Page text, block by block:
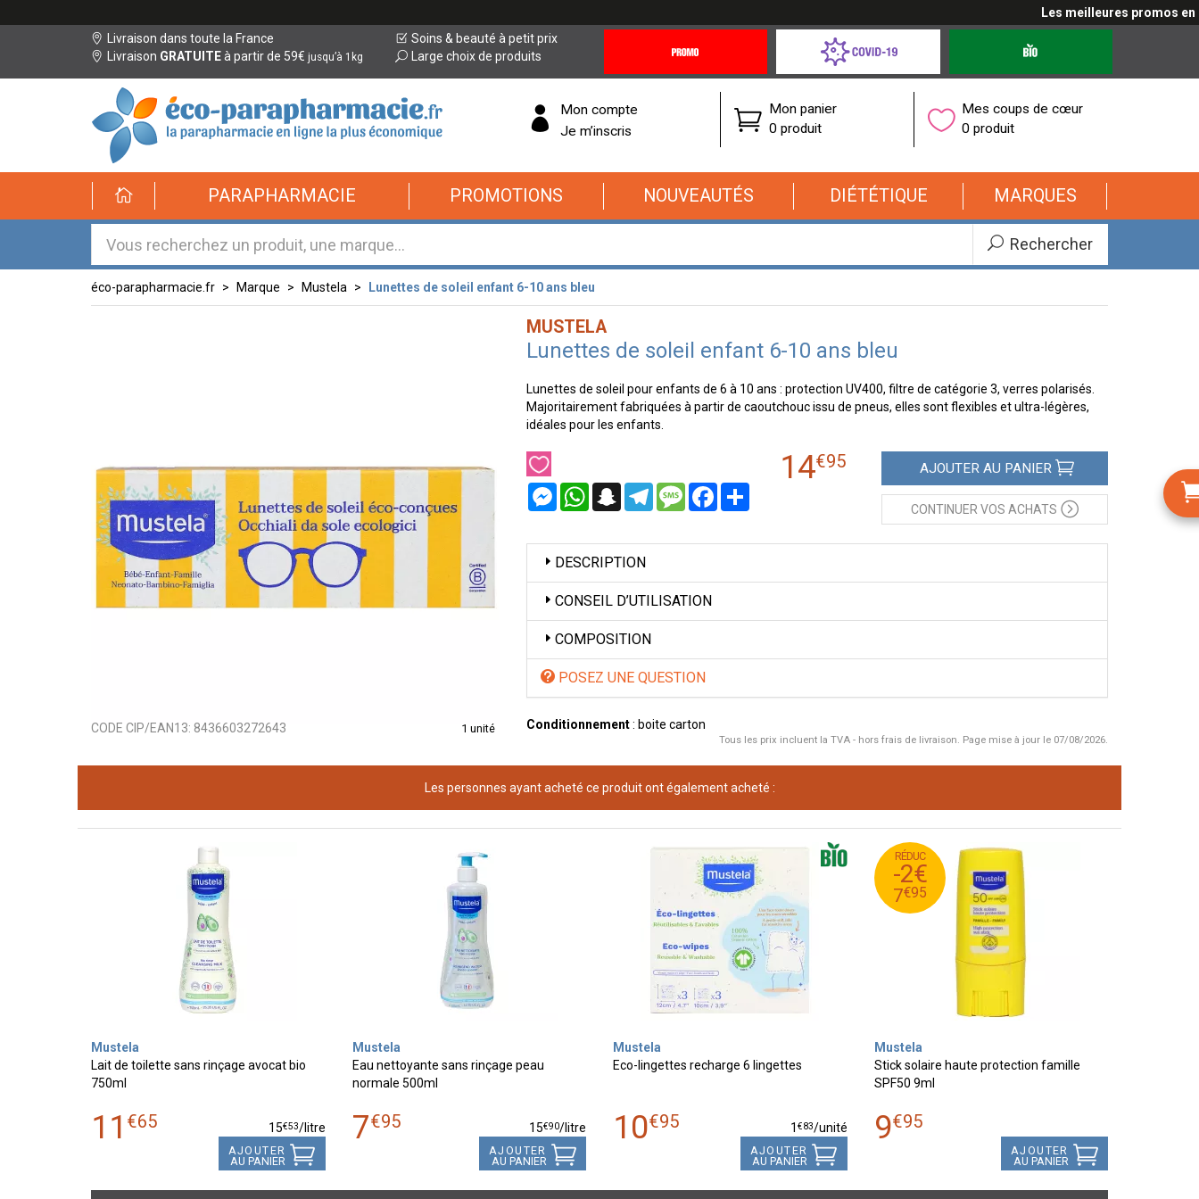
Les meilleures promos en
Livraison dans toute la France
Livraison GRATUITEà partir de 59€ jusqu’à 1kg
Soins & beauté à petit prix
Large choix de produits
Offres
Coronavirus
éco-
parapharmacie.fr
éco-
parapharmacie.fr
Mon compte
Je m’inscris
Mon panier
0 produit
Mes coups de cœur
0 produit
PARAPHARMACIE PROMOTIONS NOUVEAUTÉS DIÉTÉTIQUE MARQUES
Rechercher
éco-parapharmacie.fr Marque Mustela Lunettes de soleil enfant 6-10 ans bleu
CODE CIP/EAN13: 8436603272643 1 unité
MUSTELA
Lunettes de soleil enfant 6-10 ans bleu
Lunettes de soleil pour enfants de 6 à 10 ans : protection UV400, filtre de catégorie 3, verres polarisés.
Majoritairement fabriquées à partir de caoutchouc issu de pneus, elles sont flexibles et ultra-légères,
idéales pour les enfants.
MessengerWhatsAppSnapchatTelegramMessageFacebookPartager
14€95 AJOUTER AU PANIER
CONTINUER VOS ACHATS
DESCRIPTION
CONSEIL D’UTILISATION
COMPOSITION
POSEZ UNE QUESTION
Conditionnement: boite carton
Tous les prix incluent la TVA - hors frais de livraison. Page mise à jour le 07/08/2026.
Les personnes ayant acheté ce produit ont également acheté :
Mustela
Lait de toilette sans rinçage avocat bio
750ml
11 €65 15€53/litre
AJOUTER
AU PANIER
Mustela
Eau nettoyante sans rinçage peau
normale 500ml
7€95 15€90/litre
AJOUTER
AU PANIER
Mustela
Eco-lingettes recharge 6 lingettes
10€95 1 €83/unité
AJOUTER
AU PANIER
RÉDUC
-2€
7€95
9
€
95
7
€
95
Mustela
Stick solaire haute protection famille
SPF50 9ml
9€95
AJOUTER
AU PANIER